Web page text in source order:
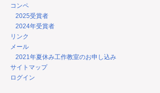
コンペ
2025受賞者
2024年受賞者
リンク
メール
2021年夏休み工作教室のお申し込み
サイトマップ
ログイン